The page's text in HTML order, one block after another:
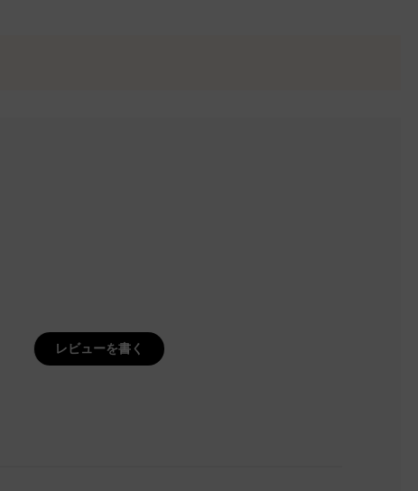
レビューを書く